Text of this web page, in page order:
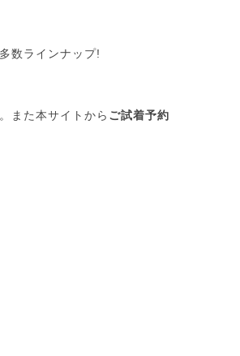
数ラインナップ!
また本サイトから ご試着予約